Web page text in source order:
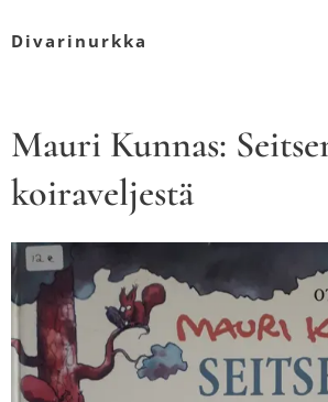
Divarinurkka
Mauri Kunnas:
koiraveljestä